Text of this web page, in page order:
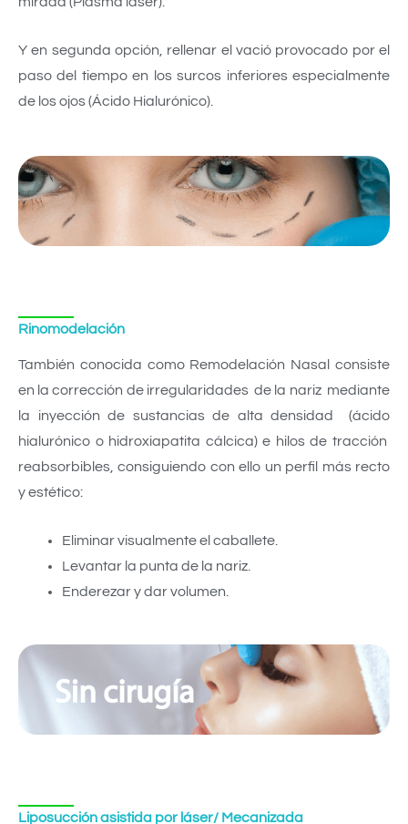
Y en segunda opción, rellenar el vació provocado por el
paso del tiempo en los surcos inferiores especialmente
de los ojos (Ácido Hialurónico).
Rinomodelación
También conocida como Remodelación Nasal consiste
en la corrección de irregularidades de la nariz mediante
la inyección de sustancias de alta densidad (ácido
hialurónico o hidroxiapatita cálcica) e hilos de tracción
reabsorbibles, consiguiendo con ello un perfil más recto
y estético:
Eliminar visualmente el caballete.
Levantar la punta de la nariz.
Enderezar y dar volumen.
Liposucción asistida por láser/ Mecanizada